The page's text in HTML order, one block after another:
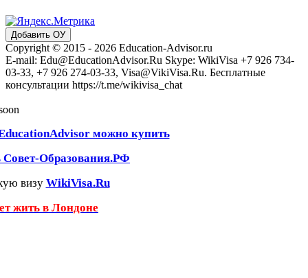
Добавить ОУ
Copyright © 2015 - 2026 Education-Advisor.ru
E-mail: Edu@EducationAdvisor.Ru Skype: WikiVisa +7 926 734-
03-33, +7 926 274-03-33, Visa@VikiVisa.Ru. Бесплатные
консультации https://t.me/wikivisa_chat
можно купить
Совет-Образования.РФ
визу WikiVisa.Ru
жить в Лондоне